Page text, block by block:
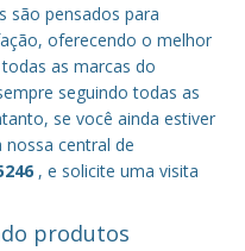
são pensados para
oferecendo o melhor
as marcas do
seguindo todas as
se você ainda estiver
central de
, e solicite uma visita
produtos